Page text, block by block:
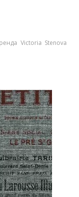
Victoria Stenova